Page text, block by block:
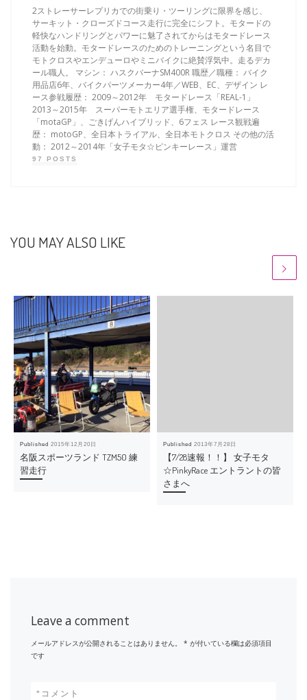
2ストレーサーレプリカでの街乗り・ツーリングに限界を感じ、
サーキット・クローズドコース走行に完全にシフト。モタードの
軽快なハンドリングとパワーに魅了されてからはモタードレース
活動を始動。モタードレースのためのトレーニングという名目で
モトクロスやエンデューロやミニバイクに絶賛浮気中。走るデカ
ール職人。 マシン： ハスクバーナSM400R 職歴／職種： バイク
用品店6年、バイクパーツメーカー4年／WEB、EC、デザイン レ
ース参戦履歴： 2009～2012年 モタードレース「REAL-1」
2013～2015年 スーパーモトエリア選手権、モタードレース
「motaGP」、ごきげんハイブリッド、6フェス レース観戦遍
歴： motoGP、全日本トライアル、全日本モトクロス その他の活
動： 2012～2014年「女子モタ☆ピンキーレース」運営
97 POSTS
YOU MAY ALSO LIKE
Published2015年12月20日
名阪スポーツランド TZM50 練
習走行
Published2013年7月28日
【7/28速報！！】 女子モタ
☆PinkyRace エントラントの皆
さまへ
Leave a comment
メールアドレスが公開されることはありません。 * が付いている欄は必須項目
です
コメント
*